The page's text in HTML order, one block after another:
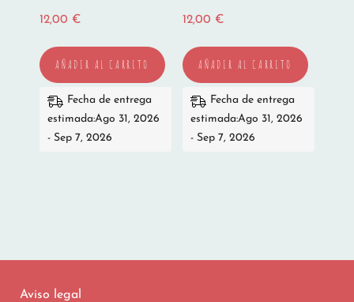
12,00 €
AÑADIR AL CARRITO
Fecha de entrega
estimada:Ago 31, 2026
- Sep 7, 2026
12,00 €
AÑADIR AL CARRITO
Fecha de entrega
estimada:Ago 31, 2026
- Sep 7, 2026
Aviso legal